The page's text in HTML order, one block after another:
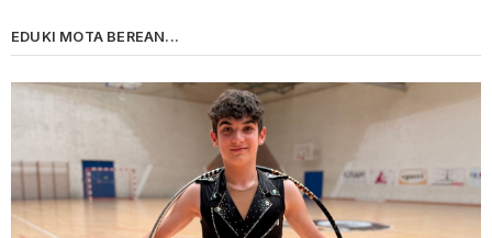
EDUKI MOTA BEREAN...